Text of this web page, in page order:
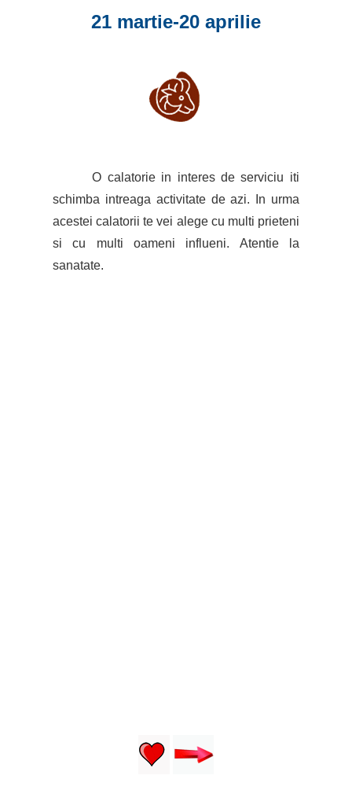
21 martie-20 aprilie
O calatorie in interes de serviciu iti
schimba intreaga activitate de azi. In urma
acestei calatorii te vei alege cu multi prieteni
si cu multi oameni influeni. Atentie la
sanatate.